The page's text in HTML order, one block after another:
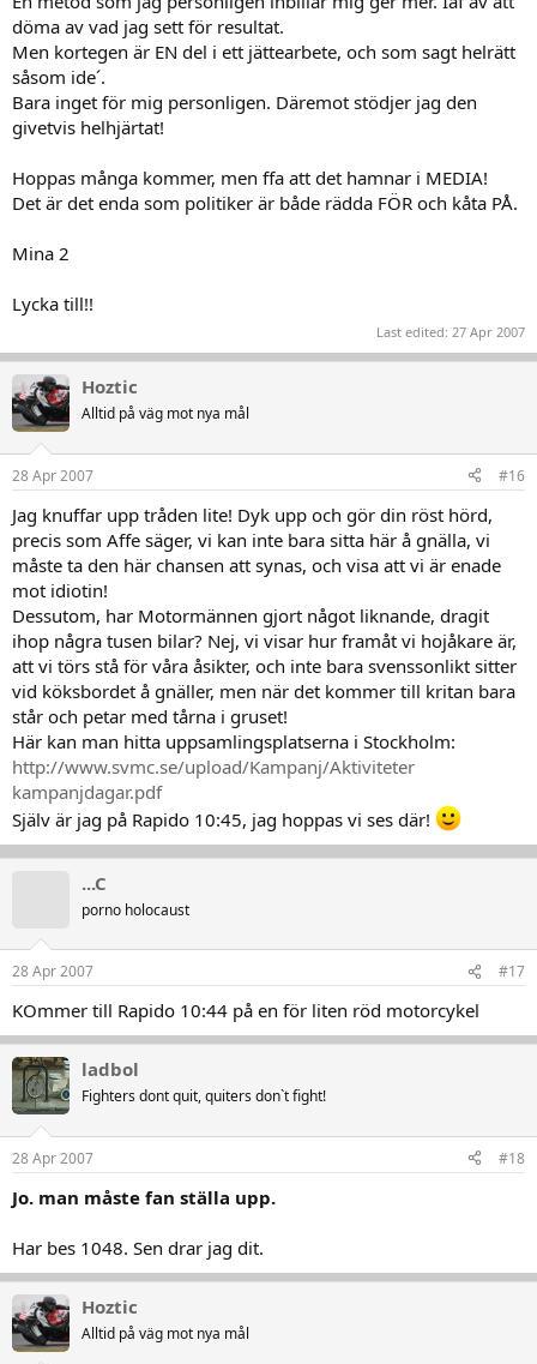
döma av vad jag sett för resultat.
Men kortegen är EN del i ett jättearbete, och som sagt helrätt
såsom ide´.
Bara inget för mig personligen. Däremot stödjer jag den
givetvis helhjärtat!
Hoppas många kommer, men ffa att det hamnar i MEDIA!
Det är det enda som politiker är både rädda FÖR och kåta PÅ.
Mina 2
Lycka till!!
Last edited: 27 Apr 2007
Hoztic
Alltid på väg mot nya mål
28 Apr 2007 #16
Jag knuffar upp tråden lite! Dyk upp och gör din röst hörd,
precis som Affe säger, vi kan inte bara sitta här å gnälla, vi
måste ta den här chansen att synas, och visa att vi är enade
mot idiotin!
Dessutom, har Motormännen gjort något liknande, dragit
ihop några tusen bilar? Nej, vi visar hur framåt vi hojåkare är,
att vi törs stå för våra åsikter, och inte bara svenssonlikt sitter
vid köksbordet å gnäller, men när det kommer till kritan bara
står och petar med tårna i gruset!
Här kan man hitta uppsamlingsplatserna i Stockholm:
http://www.svmc.se/upload/Kampanj/Aktiviteter
kampanjdagar.pdf
Själv är jag på Rapido 10:45, jag hoppas vi ses där!
...C
porno holocaust
28 Apr 2007 #17
KOmmer till Rapido 10:44 på en för liten röd motorcykel
ladbol
Fighters dont quit, quiters don`t fight!
28 Apr 2007 #18
Jo. man måste fan ställa upp.
Har bes 1048. Sen drar jag dit.
Hoztic
Alltid på väg mot nya mål